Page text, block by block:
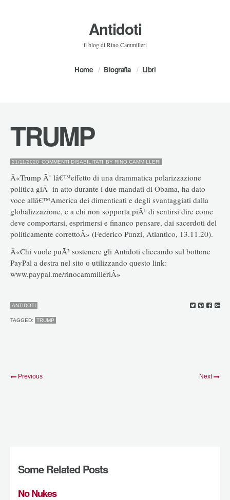
Antidoti
il blog di Rino Cammilleri
Home Biografia Libri
TRUMP
21/11/2020 COMMENTI DISABILITATI SU
BY RINO.CAMMILLERI
Â«Trump Ã¨ lâ€™effetto di una drammatica polarizzazione
politica giÃ in atto durante i due mandati di Obama, ha dato
voce allâ€™America dei dimenticati e degli svantaggiati dalla
globalizzazione, e a chi non sopporta piÃ¹ di sentirsi dire come
deve comportarsi, esprimersi e financo pensare, dai sacerdoti del
politicamente correttoÂ» (Federico Punzi, Atlantico, 13.11.20).
Â«Chi vuole puÃ² sostenere gli Antidoti cliccando sul bottone
PayPal a destra nel sito o utilizzando questo link:
www.paypal.me/rinocammilleriÂ»
ANTIDOTI
TAGGED: TRUMP
Previous Next
Some Related Posts
No Nukes